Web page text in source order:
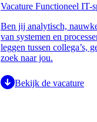
Vacature Functioneel IT-
Ben jij analytisch,
van systemen en
leggen tussen collega’s,
zoek naar jou.
Bekijk de vacature